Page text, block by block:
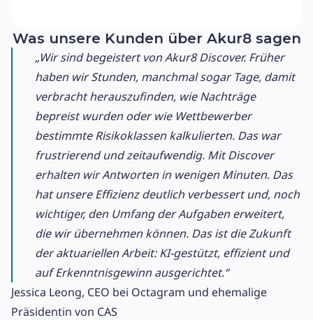
Was unsere Kunden über Akur8 sagen
„Wir sind begeistert von Akur8 Discover. Früher
haben wir Stunden, manchmal sogar Tage, damit
verbracht herauszufinden, wie Nachträge
bepreist wurden oder wie Wettbewerber
bestimmte Risikoklassen kalkulierten. Das war
frustrierend und zeitaufwendig. Mit Discover
erhalten wir Antworten in wenigen Minuten. Das
hat unsere Effizienz deutlich verbessert und, noch
wichtiger, den Umfang der Aufgaben erweitert,
die wir übernehmen können. Das ist die Zukunft
der aktuariellen Arbeit: KI-gestützt, effizient und
auf Erkenntnisgewinn ausgerichtet.“
Jessica Leong, CEO bei Octagram und ehemalige
Präsidentin von CAS